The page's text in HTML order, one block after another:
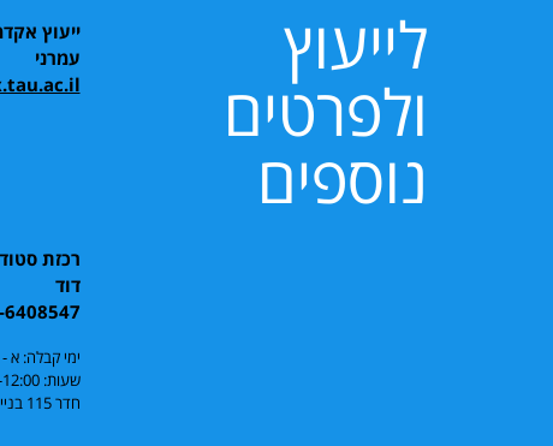
לייעוץ
ולפרטים
נוספים
ייעוץ
עמרני
רכזת
דוד
6408547
ימי קבלה: א
שעות: 09:00-12:00
חדר 115 בניין וולפסון